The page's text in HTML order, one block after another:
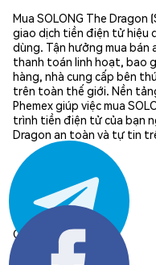
Mua SOLONG The Dragon
giao dịch tiền điện tử hiệu
dùng. Tận hưởng mua
thanh toán linh hoạt, bao
hàng, nhà cung cấp bên
trên toàn thế giới. Nền
Phemex giúp việc mua
trình tiền điện tử của bạn
Dragon an toàn và tự tin
Chia sẻ: